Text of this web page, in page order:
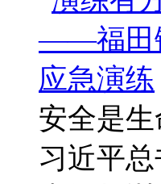
安全是
习近平